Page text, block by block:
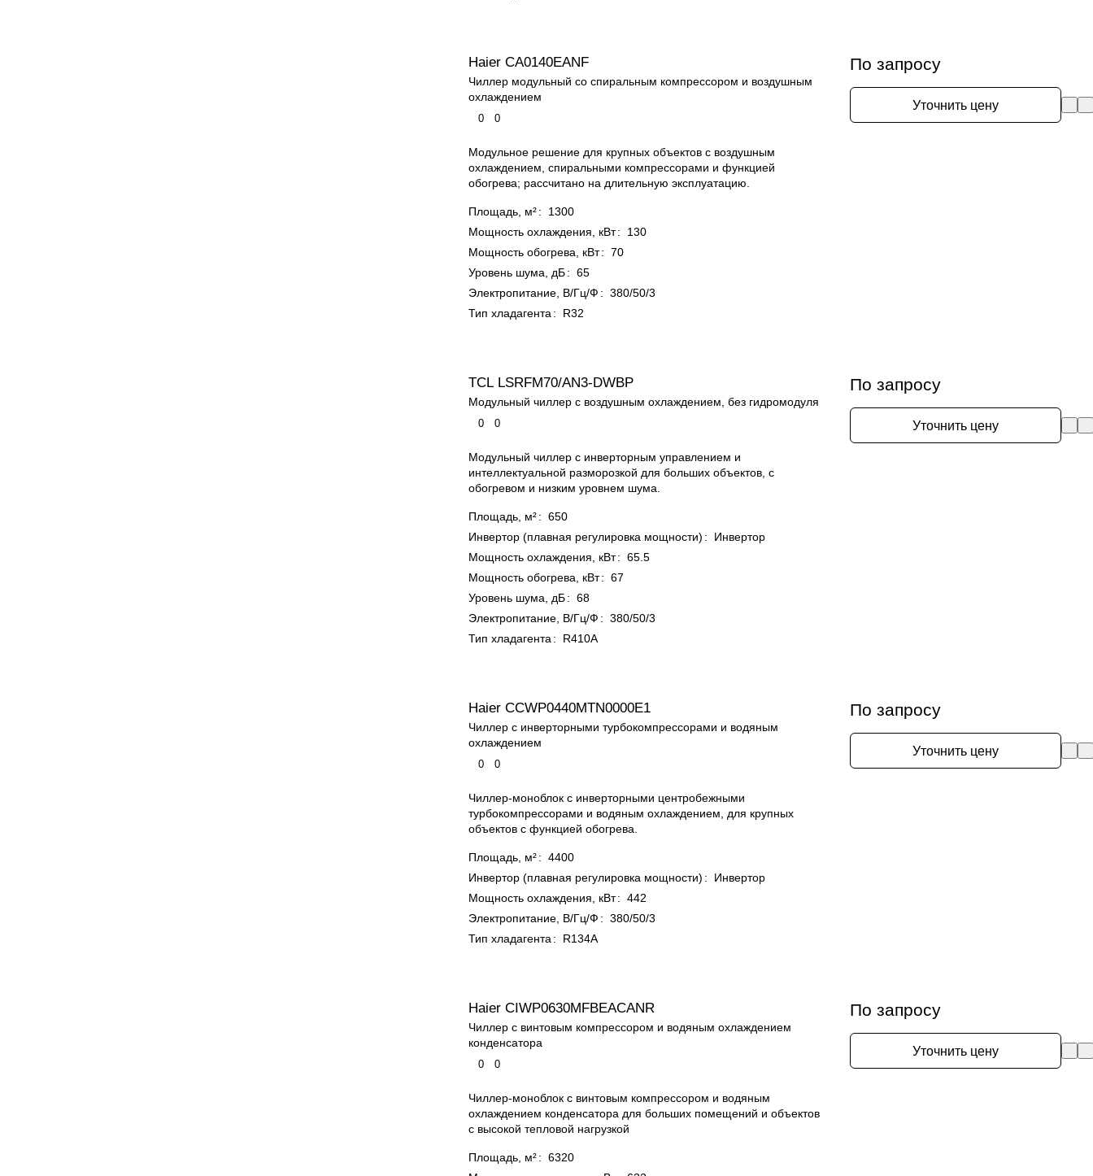
Haier CA0140EANF
Чиллер модульный со спиральным компрессором и воздушным
охлаждением
0 0
Модульное решение для крупных объектов с воздушным
охлаждением, спиральными компрессорами и функцией
обогрева; рассчитано на длительную эксплуатацию.
Площадь, м²:
1300
Мощность охлаждения, кВт:
130
Мощность обогрева, кВт: 70
Уровень шума, дБ: 65
Электропитание, В/Гц/Ф : 380/50/3
Тип хладагента : R32
По запросу
Уточнить цену
TCL LSRFM70/AN3-DWBP
Модульный чиллер с воздушным охлаждением, без гидромодуля
0 0
Модульный чиллер с инверторным управлением и
интеллектуальной разморозкой для больших объектов, с
обогревом и низким уровнем шума.
Площадь, м²: 650
Инвертор (плавная регулировка мощности) :
Инвертор
Мощность охлаждения, кВт: 65.5
Мощность обогрева, кВт: 67
Уровень шума, дБ: 68
Электропитание, В/Гц/Ф : 380/50/3
Тип хладагента : R410A
По запросу
Уточнить цену
Haier CCWP0440MTN0000E1
Чиллер с инверторными турбокомпрессорами и водяным
охлаждением
0 0
Чиллер-моноблок с инверторными центробежными
турбокомпрессорами и водяным охлаждением, для крупных
объектов с функцией обогрева.
Площадь, м²: 4400
Инвертор (плавная регулировка мощности) :
Инвертор
Мощность охлаждения, кВт: 442
Электропитание, В/Гц/Ф : 380/50/3
Тип хладагента : R134A
По запросу
Уточнить цену
Haier CIWP0630MFBEACANR
Чиллер с винтовым компрессором и водяным охлаждением
конденсатора
0 0
Чиллер-моноблок с винтовым компрессором и водяным
охлаждением конденсатора для больших помещений и объектов
с высокой тепловой нагрузкой
Площадь, м²: 6320
По запросу
Уточнить цену